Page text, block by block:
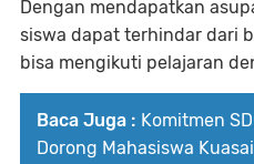
Dengan mendapatkan
siswa dapat terhindar dari
bisa mengikuti pelajaran
Baca Juga : Komitmen
Dorong Mahasiswa